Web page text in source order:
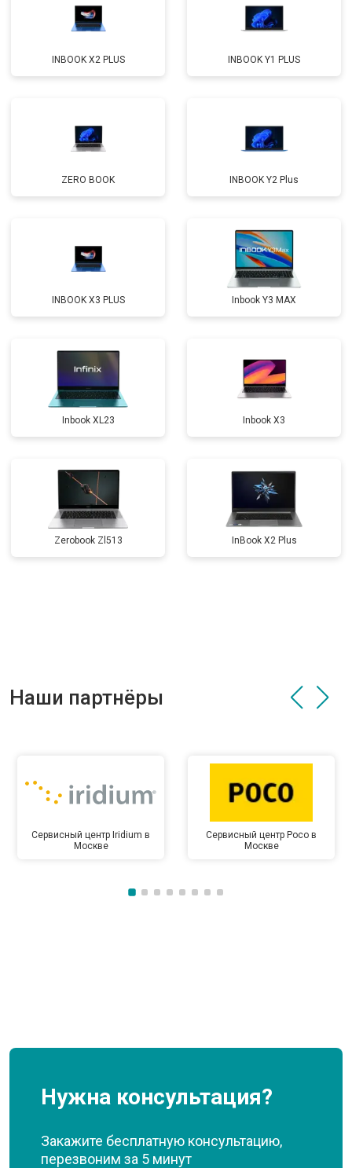
INBOOK X2 PLUS INBOOK Y1 PLUS
ZERO BOOK INBOOK Y2 Plus
INBOOK X3 PLUS Inbook Y3 MAX
Inbook XL23 Inbook X3
Zerobook Zl513 InBook X2 Plus
Наши партнёры
Сервисный центр Iridium в
Москве
Сервисный центр Poco в
Москве
Нужна консультация?
Закажите бесплатную консультацию,
перезвоним за 5 минут